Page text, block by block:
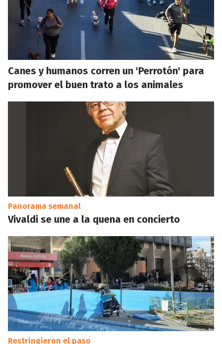
Canes y humanos corren un 'Perrotón' para
promover el buen trato a los animales
Panorama semanal
Vivaldi se une a la quena en concierto
Restringieron el paso